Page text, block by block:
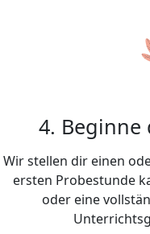
4.
Wir stellen dir einen
ersten Probestunde
oder eine